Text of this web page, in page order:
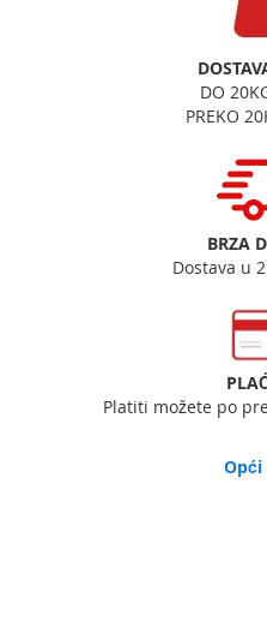
DO
PREKO
BRZA
Dostava u
Platiti možete po